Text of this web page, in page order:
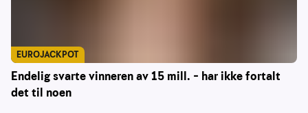
Endelig svarte vinneren av 15 mill. – har ikke fortalt
det til noen
EUROJACKPOT